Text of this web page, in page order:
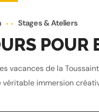
Stages & Ateliers
POUR
vacances de la
véritable immersion